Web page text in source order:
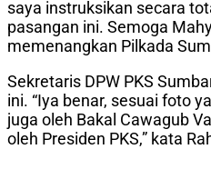
saya instruksikan secara
pasangan ini. Semoga
memenangkan Pilkada
Sekretaris DPW PKS
ini. “Iya benar, sesuai foto
juga oleh Bakal Cawagub
oleh Presiden PKS,” kata